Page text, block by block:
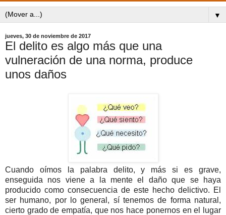
▼
jueves, 30 de noviembre de 2017
El delito es algo más que una
vulneración de una norma, produce
unos daños
Cuando oímos la palabra delito, y más si es grave,
enseguida nos viene a la mente el daño que se haya
producido como consecuencia de este hecho delictivo. El
ser humano, por lo general, sí tenemos de forma natural,
cierto grado de empatía, que nos hace ponernos en el lugar